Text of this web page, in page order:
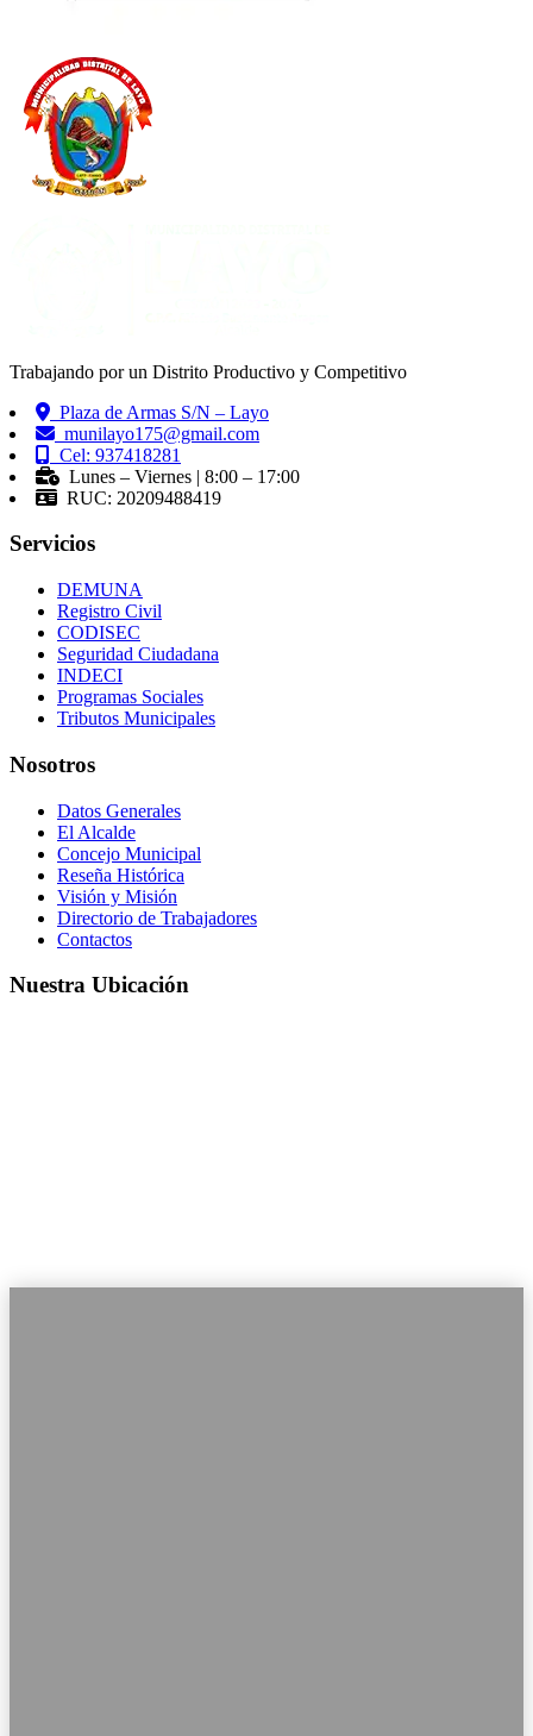
Trabajando por un Distrito Productivo y Competitivo
Plaza de Armas S/N – Layo
munilayo175@gmail.com
Cel: 937418281
Lunes – Viernes | 8:00 – 17:00
RUC: 20209488419
Servicios
DEMUNA
Registro Civil
CODISEC
Seguridad Ciudadana
INDECI
Programas Sociales
Tributos Municipales
Nosotros
Datos Generales
El Alcalde
Concejo Municipal
Reseña Histórica
Visión y Misión
Directorio de Trabajadores
Contactos
Nuestra Ubicación